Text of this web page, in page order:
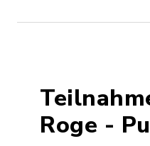
Roge -